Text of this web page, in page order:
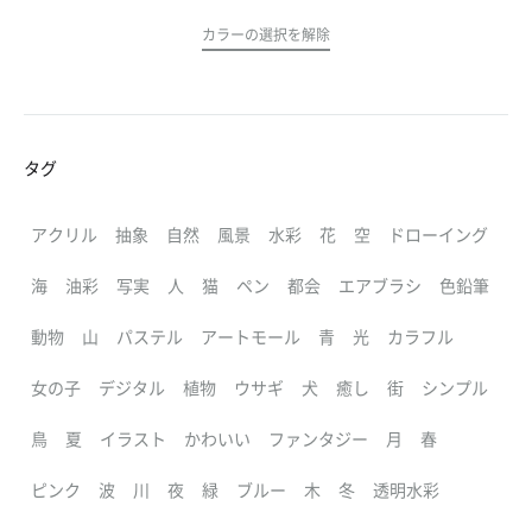
カラーの選択を解除
タグ
アクリル 抽象 自然 風景 水彩 花 空 ドローイング
海 油彩 写実 人 猫 ペン 都会 エアブラシ 色鉛筆
動物 山 パステル アートモール 青 光 カラフル
女の子 デジタル 植物 ウサギ 犬 癒し 街 シンプル
鳥 夏 イラスト かわいい ファンタジー 月 春
ピンク 波 川 夜 緑 ブルー 木 冬 透明水彩